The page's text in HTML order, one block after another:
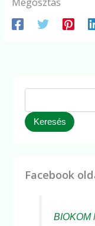
Keresés
Facebook
BIOKOM